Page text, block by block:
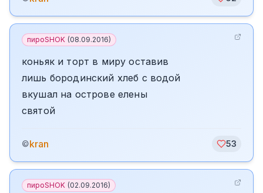
пироSHOK (08.09.2016)
коньяк и торт в миру оставив
лишь бородинский хлеб с водой
вкушал на острове елены
святой
©kran 53
пироSHOK (02.09.2016)